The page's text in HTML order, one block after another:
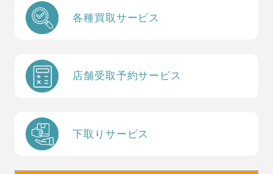
各種買取サービス
店舗受取予約サービス
下取りサービス